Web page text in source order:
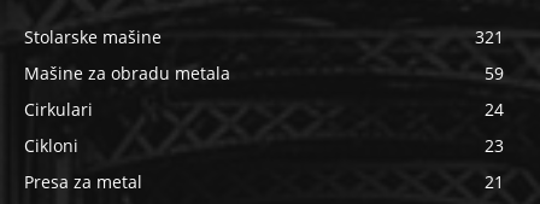
Stolarske mašine
321
Mašine za obradu metala
59
Cirkulari
24
Cikloni
23
Presa za metal
21